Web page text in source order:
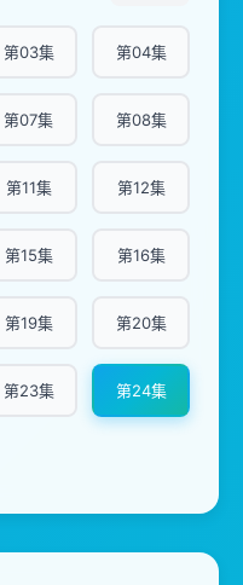
第03集 第04集
第07集 第08集
第11集 第12集
第15集 第16集
第19集 第20集
第23集 第24集